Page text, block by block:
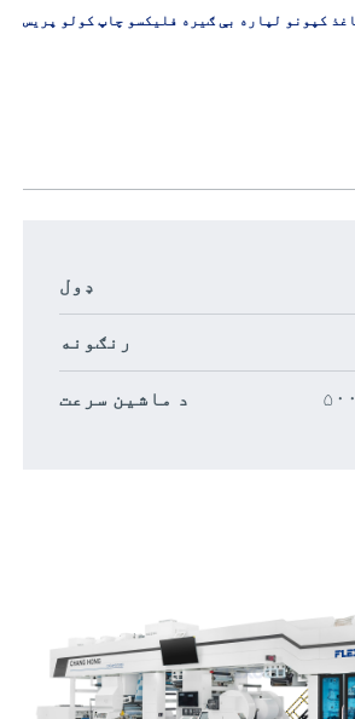
کپونو لپاره بې ګیره فلیکسو چاپ کولو پریس
ډول
رنګونه
د ماشین سرعت